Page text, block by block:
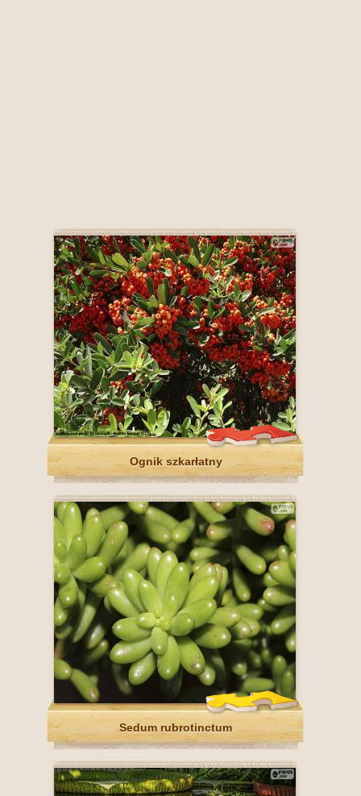
Ognik szkarłatny
Sedum rubrotinctum